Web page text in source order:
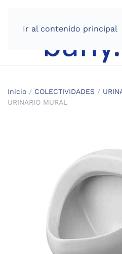
Ir al contenido principal
Inicio / COLECTIVIDADES /
URINARIO MURAL